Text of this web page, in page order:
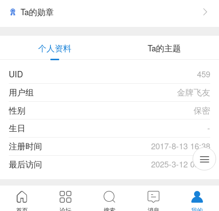
Ta的勋章
个人资料 Ta的主题
UID
459
用户组
金牌飞友
性别
保密
生日
-
注册时间
2017-8-13 16:38
最后访问
2025-3-12 05:03